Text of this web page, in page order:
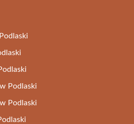
Podlaski
Podlaski